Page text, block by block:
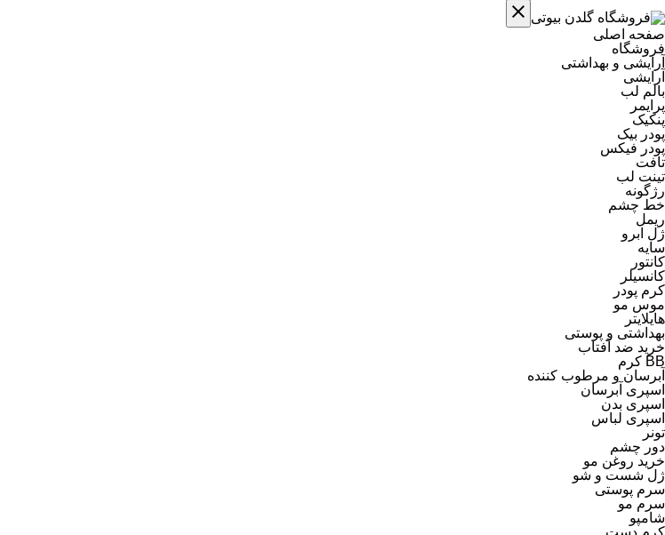
صفحه اصلی
فروشگاه
آرایشی و بهداشتی
آرایشی
بالم لب
پرایمر
پنکیک
پودر بیک
پودر فیکس
تافت
تینت لب
رژگونه
خط چشم
ریمل
ژل ابرو
سایه
کانتور
کانسیلر
کرم پودر
موس مو
هایلایتر
بهداشتی و پوستی
خرید ضد آفتاب
BB کرم
آبرسان و مرطوب کننده
اسپری آبرسان
اسپری بدن
اسپری لباس
تونر
دور چشم
خرید روغن مو
ژل شست و شو
سرم پوستی
سرم مو
شامپو
کرم دست